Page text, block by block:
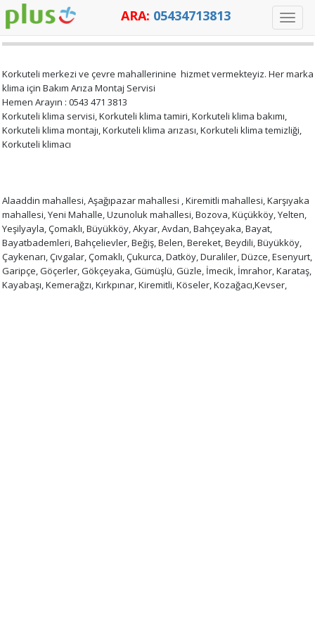
Toggle
ARA: 05434713813
KORKUTELI KLIMA SERVISI
Korkuteli merkezi ve çevre mahallerinine hizmet vermekteyiz. Her marka
klima için Bakım Arıza Montaj Servisi
Hemen Arayın : 0543 471 3813
Korkuteli klima servisi, Korkuteli klima tamiri, Korkuteli klima bakımı,
Korkuteli klima montajı, Korkuteli klima arızası, Korkuteli klima temizliği,
Korkuteli klimacı
Alaaddin mahallesi, Aşağıpazar mahallesi , Kiremitli mahallesi, Karşıyaka
mahallesi, Yeni Mahalle, Uzunoluk mahallesi, Bozova, Küçükköy, Yelten,
Yeşilyayla, Çomaklı, Büyükköy, Akyar, Avdan, Bahçeyaka, Bayat,
Bayatbademleri, Bahçelievler, Beğiş, Belen, Bereket, Beydili, Büyükköy,
Çaykenarı, Çıvgalar, Çomaklı, Çukurca, Datköy, Duraliler, Düzce, Esenyurt,
Garipçe, Göçerler, Gökçeyaka, Gümüşlü, Güzle, İmecik, İmrahor, Karataş,
Kayabaşı, Kemerağzı, Kırkpınar, Kiremitli, Köseler, Kozağacı,Kevser,